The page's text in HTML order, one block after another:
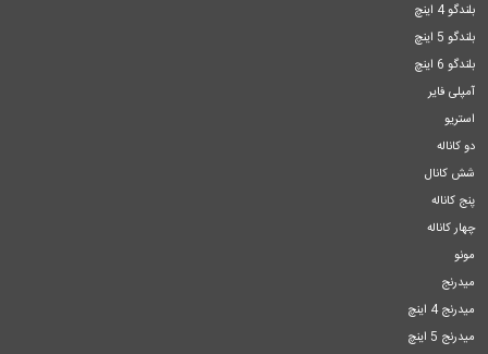
بلندگو 4 اینچ
بلندگو 5 اینچ
بلندگو 6 اینچ
آمپلی فایر
استریو
دو کاناله
شش کانال
پنج کاناله
چهار کاناله
مونو
میدرنج
میدرنج 4 اینچ
میدرنج 5 اینچ